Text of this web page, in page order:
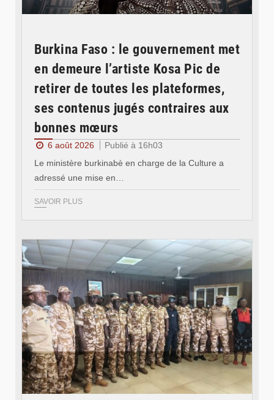
Burkina Faso : le gouvernement met
en demeure l’artiste Kosa Pic de
retirer de toutes les plateformes,
ses contenus jugés contraires aux
bonnes mœurs
6 août 2026
Publié à 16h03
Le ministère burkinabè en charge de la Culture a
adressé une mise en…
SAVOIR PLUS